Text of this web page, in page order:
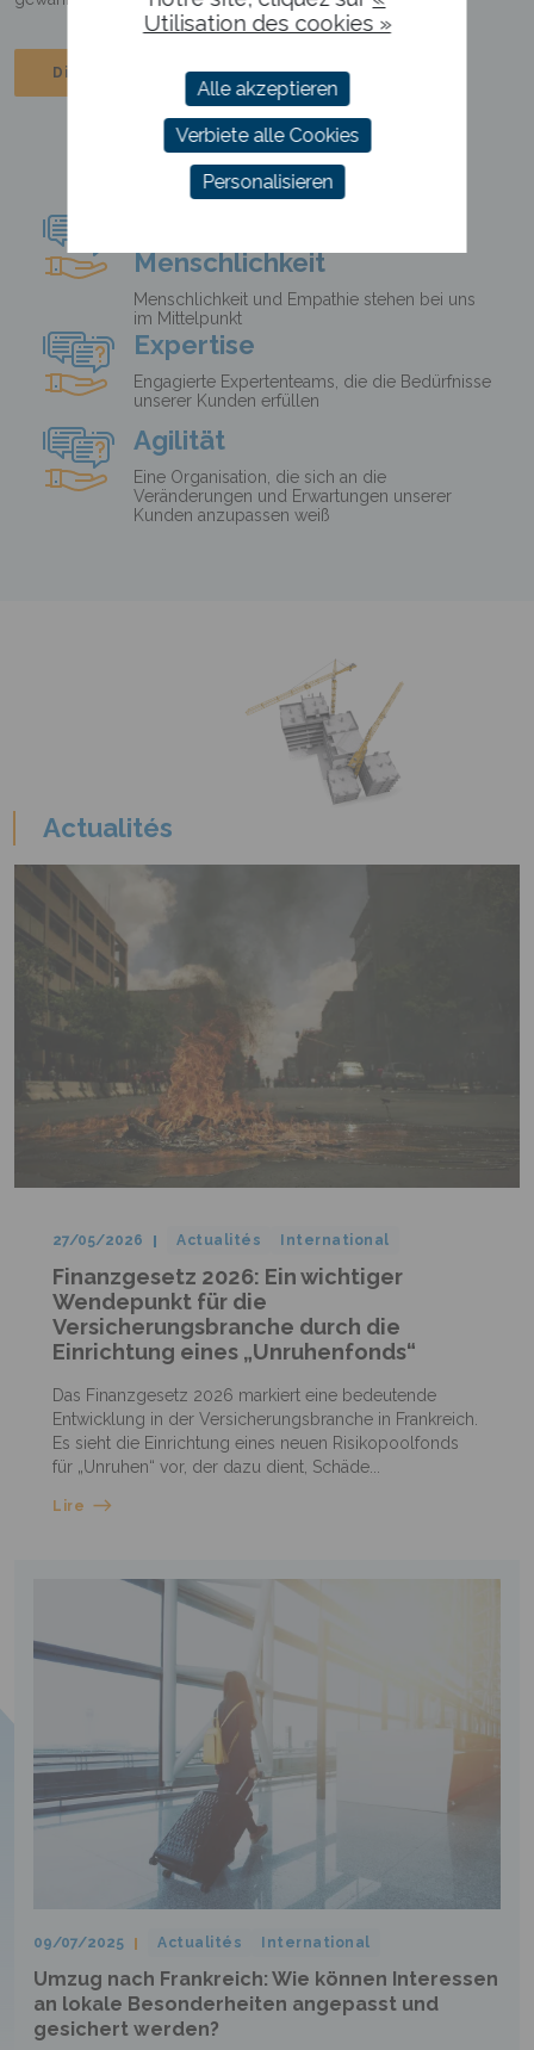
Die Gruppe entdecken
Menschlichkeit
Menschlichkeit und Empathie stehen bei uns
im Mittelpunkt
Expertise
Engagierte Expertenteams, die die Bedürfnisse
unserer Kunden erfüllen
Agilität
Eine Organisation, die sich an die
Veränderungen und Erwartungen unserer
Kunden anzupassen weiß
Actualités
27/05/2026 Actualités International
Finanzgesetz 2026: Ein wichtiger
Wendepunkt für die
Versicherungsbranche durch die
Einrichtung eines „Unruhenfonds“
Das Finanzgesetz 2026 markiert eine bedeutende
Entwicklung in der Versicherungsbranche in Frankreich.
Es sieht die Einrichtung eines neuen Risikopoolfonds
für „Unruhen“ vor, der dazu dient, Schäde...
Lire
09/07/2025 Actualités International
Umzug nach Frankreich: Wie können Interessen
an lokale Besonderheiten angepasst und
gesichert werden?
Utilisation des cookies »
Alle akzeptieren
Verbiete alle Cookies
Personalisieren